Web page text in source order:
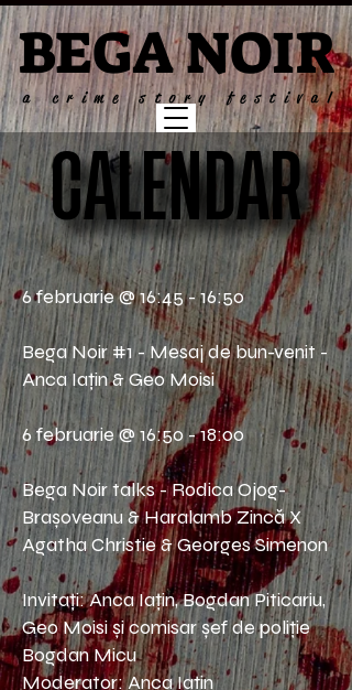
BEGA NOIR
BEGA NOIR
a crime story festival
a crime story festival
CALENDAR
CALENDAR
6 februarie @ 16:45 - 16:50
Bega Noir #1 - Mesaj de bun-venit -
Anca Iațin & Geo Moisi
6 februarie @ 16:50 - 18:00
Bega Noir talks - Rodica Ojog-
Brașoveanu & Haralamb Zincă X
Agatha Christie & Georges Simenon
Invitați: Anca Iațin, Bogdan Piticariu,
Geo Moisi și comisar șef de poliție
Bogdan Micu
Moderator: Anca Iațin